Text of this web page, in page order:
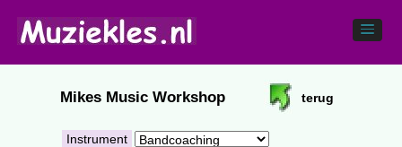
Mikes Music Workshop terug
Instrument